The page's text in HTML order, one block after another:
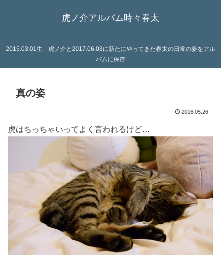
虎ノ介アルバム時々春太
2015.03.01生 虎ノ介と2017.06.03に新たにやってきた春太の日常の姿をアル
バムに保存
真の姿
2016.05.26
虎はちっちゃいってよく言われるけど…